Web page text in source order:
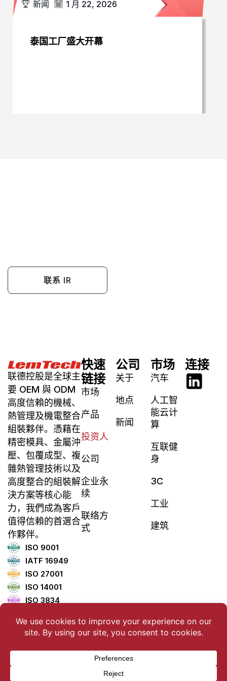
新闻 1 月 22, 2026
泰国工厂盛大开幕
联系 IR
联德控股是全球主
要 OEM 與 ODM
高度信賴的機械、
熱管理及機電整合
組裝夥伴。憑藉在
精密模具、金屬沖
壓、包覆成型、複
雜熱管理技術以及
高度整合的組裝解
決方案等核心能
力，我們成為客戶
值得信賴的首選合
作夥伴。
ISO 9001
IATF 16949
ISO 27001
ISO 14001
ISO 3834
ISO 5001
TISAX
快速
链接
市场
产品
投资人
公司
企业永
续
联络方
式
公司
关于
地点
新闻
市场
汽车
人工智
能云计
算
互联健
身
3C
工业
建筑
连接